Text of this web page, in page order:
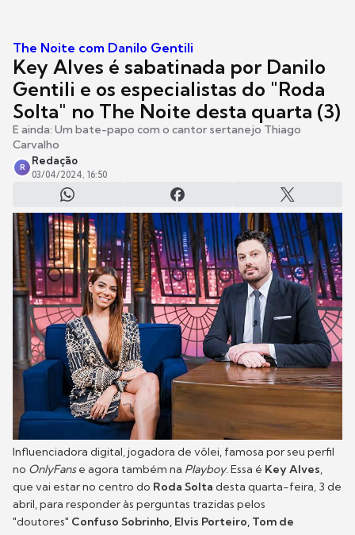
The Noite com Danilo Gentili
Key Alves é sabatinada por Danilo
Gentili e os especialistas do "Roda
Solta" no The Noite desta quarta (3)
E ainda: Um bate-papo com o cantor sertanejo Thiago
Carvalho
R
Redação
03/04/2024, 16:50
Influenciadora digital, jogadora de vôlei, famosa por seu perfil
no OnlyFanse agora também na Playboy. Essa é Key Alves,
que vai estar no centro do Roda Solta desta quarta-feira, 3 de
abril, para responder às perguntas trazidas pelos
"doutores" Confuso Sobrinho, Elvis Porteiro, Tom de